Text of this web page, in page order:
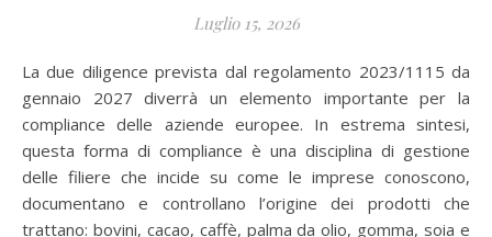
Luglio 15, 2026
La due diligence prevista dal regolamento 2023/1115 da
gennaio 2027 diverrà un elemento importante per la
compliance delle aziende europee. In estrema sintesi,
questa forma di compliance è una disciplina di gestione
delle filiere che incide su come le imprese conoscono,
documentano e controllano l’origine dei prodotti che
trattano: bovini, cacao, caffè, palma da olio, gomma, soia e